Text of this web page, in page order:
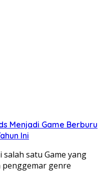
Menjadi Game Berburu
Ini
satu Game yang
genre